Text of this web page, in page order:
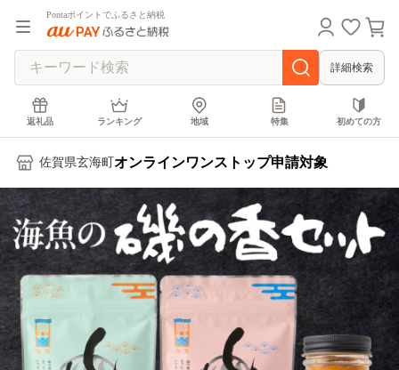
Pontaポイントでふるさと納税
詳細検索
返礼品 ランキング 地域 特集 初めての方
佐賀県玄海町 オンラインワンストップ申請対象